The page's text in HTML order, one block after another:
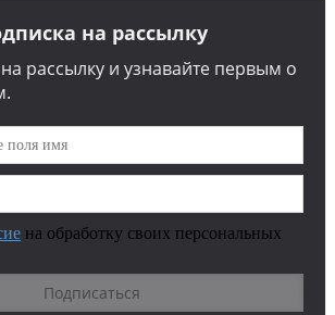
на рассылку
рассылку и узнавайте первым о
на обработку своих персональных